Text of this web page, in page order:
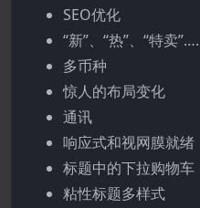
SEO优化
“新”、“热”、“特卖
多币种
惊人的布局变化
通讯
响应式和视网膜就绪
标题中的下拉购物车
粘性标题多样式